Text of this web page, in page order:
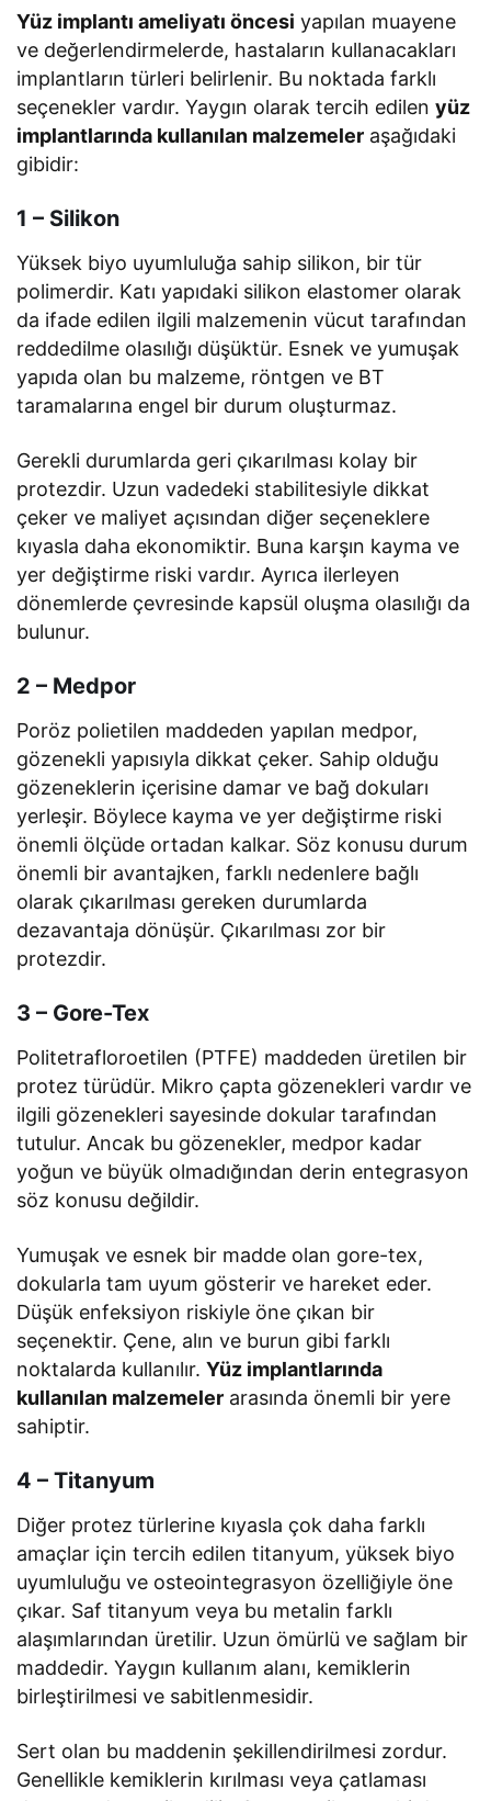
Yüz implantı ameliyatı öncesi yapılan muayene
ve değerlendirmelerde, hastaların kullanacakları
implantların türleri belirlenir. Bu noktada farklı
seçenekler vardır. Yaygın olarak tercih edilenyüz
implantlarında kullanılan malzemeler aşağıdaki
gibidir:
1 – Silikon
Yüksek biyo uyumluluğa sahip silikon, bir tür
polimerdir. Katı yapıdaki silikon elastomer olarak
da ifade edilen ilgili malzemenin vücut tarafından
reddedilme olasılığı düşüktür. Esnek ve yumuşak
yapıda olan bu malzeme, röntgen ve BT
taramalarına engel bir durum oluşturmaz.
Gerekli durumlarda geri çıkarılması kolay bir
protezdir. Uzun vadedeki stabilitesiyle dikkat
çeker ve maliyet açısından diğer seçeneklere
kıyasla daha ekonomiktir. Buna karşın kayma ve
yer değiştirme riski vardır. Ayrıca ilerleyen
dönemlerde çevresinde kapsül oluşma olasılığı da
bulunur.
2 – Medpor
Poröz polietilen maddeden yapılan medpor,
gözenekli yapısıyla dikkat çeker. Sahip olduğu
gözeneklerin içerisine damar ve bağ dokuları
yerleşir. Böylece kayma ve yer değiştirme riski
önemli ölçüde ortadan kalkar. Söz konusu durum
önemli bir avantajken, farklı nedenlere bağlı
olarak çıkarılması gereken durumlarda
dezavantaja dönüşür. Çıkarılması zor bir
protezdir.
3 – Gore-Tex
Politetrafloroetilen (PTFE) maddeden üretilen bir
protez türüdür. Mikro çapta gözenekleri vardır ve
ilgili gözenekleri sayesinde dokular tarafından
tutulur. Ancak bu gözenekler, medpor kadar
yoğun ve büyük olmadığından derin entegrasyon
söz konusu değildir.
Yumuşak ve esnek bir madde olan gore-tex,
dokularla tam uyum gösterir ve hareket eder.
Düşük enfeksiyon riskiyle öne çıkan bir
seçenektir. Çene, alın ve burun gibi farklı
noktalarda kullanılır.Yüz implantlarında
kullanılan malzemeler arasında önemli bir yere
sahiptir.
4 – Titanyum
Diğer protez türlerine kıyasla çok daha farklı
amaçlar için tercih edilen titanyum, yüksek biyo
uyumluluğu ve osteointegrasyon özelliğiyle öne
çıkar. Saf titanyum veya bu metalin farklı
alaşımlarından üretilir. Uzun ömürlü ve sağlam bir
maddedir. Yaygın kullanım alanı, kemiklerin
birleştirilmesi ve sabitlenmesidir.
Sert olan bu maddenin şekillendirilmesi zordur.
Genellikle kemiklerin kırılması veya çatlaması